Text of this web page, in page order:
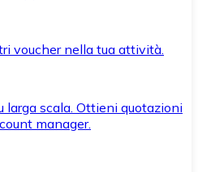
voucher nella tua attività.
larga scala. Ottieni quotazioni
manager.